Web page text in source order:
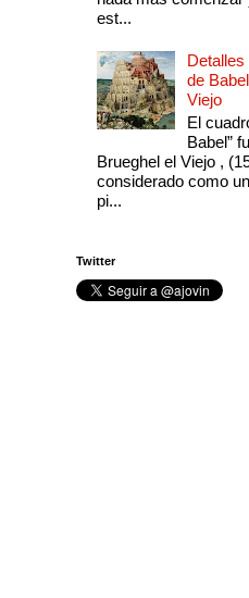
est...
Detalles
de
Viejo
El
Babel”
Brueghel el Viejo ,
considerado como
pi...
Twitter